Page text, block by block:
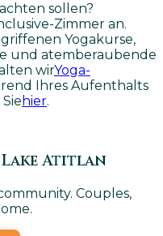
sollen?
Zimmer an.
Yogakurse,
und atemberaubende
wirYoga-
Ihres Aufenthalts
hier.
Lake Atitlan
Couples,